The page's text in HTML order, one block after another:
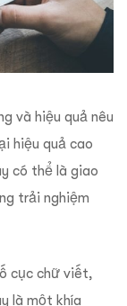
và hiệu quả nêu
hiệu quả cao
có thể là giao
trải nghiệm
cục chữ viết,
là một khía